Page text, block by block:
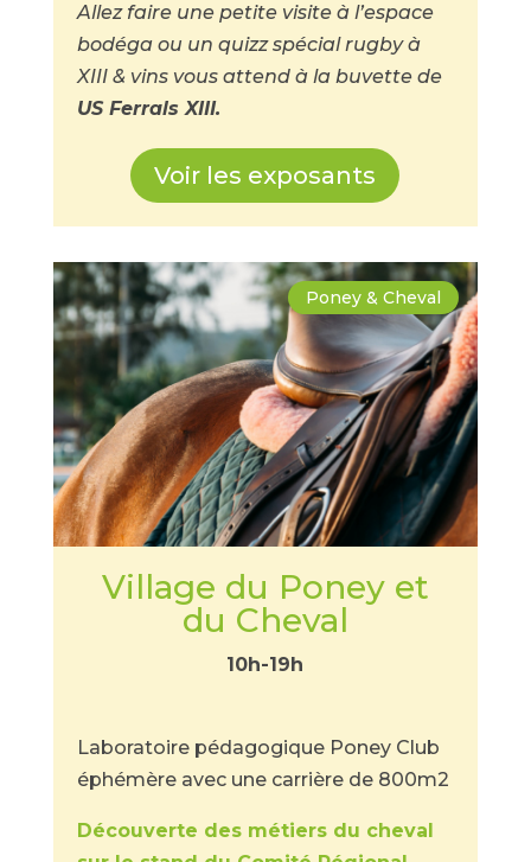
Allez faire une petite visite à l’espace
bodéga ou un quizz spécial rugby à
XIII & vins vous attend à la buvette de
US Ferrals XIII.
Voir les exposants
Poney & Cheval
Village du Poney et
du Cheval
10h-19h
Laboratoire pédagogique Poney Club
éphémère avec une carrière de 800m2
Découverte des métiers du cheval